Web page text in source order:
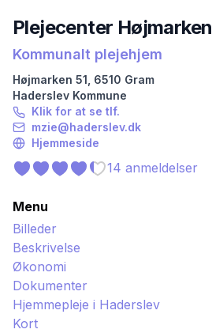
Plejecenter Højmarken
Kommunalt plejehjem
Højmarken 51 6510 Gram
Haderslev Kommune
Klik for at se tlf.
mzie@haderslev.dk
Hjemmeside
14 anmeldelser
Menu
Billeder
Beskrivelse
Økonomi
Dokumenter
Hjemmepleje i Haderslev
Kort